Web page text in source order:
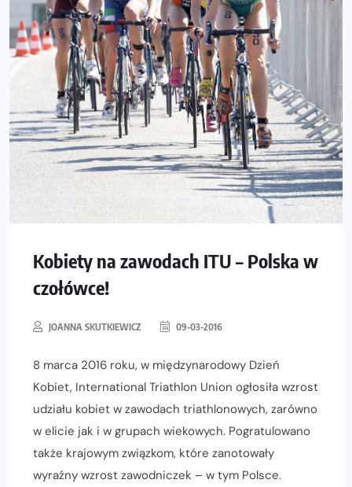
Kobiety na zawodach ITU – Polska w
czołówce!
JOANNA SKUTKIEWICZ 09-03-2016
8 marca 2016 roku, w międzynarodowy Dzień
Kobiet, International Triathlon Union ogłosiła wzrost
udziału kobiet w zawodach triathlonowych, zarówno
w elicie jak i w grupach wiekowych. Pogratulowano
także krajowym związkom, które zanotowały
wyraźny wzrost zawodniczek – w tym Polsce.